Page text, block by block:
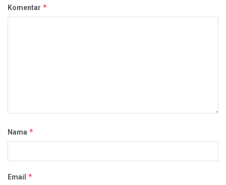
Komentar *
Nama *
Email *